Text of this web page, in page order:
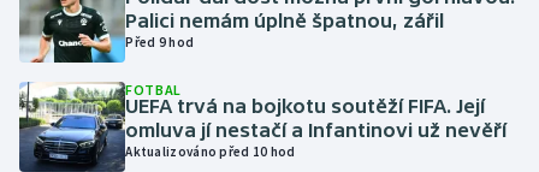
Krasobruslení
Lezení
Lyže a snowboard
Palici nemám úplně špatnou, zářil
Před 9 hod
FOTBAL
UEFA trvá na bojkotu soutěží FIFA. Její
omluva jí nestačí a Infantinovi už nevěří
Aktualizováno před 10 hod